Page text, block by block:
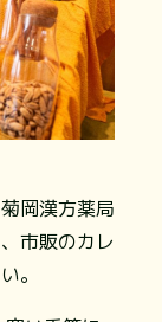
岡漢方薬局
市販のカレ
。